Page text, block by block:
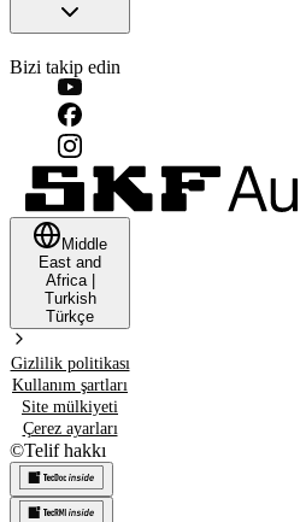
Bizi takip edin
Middle
East and
Africa|
Turkish
Türkçe
Gizlilik politikası
Kullanım şartları
Site mülkiyeti
Çerez ayarları
©Telif hakkı